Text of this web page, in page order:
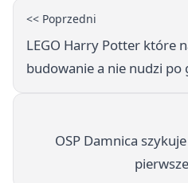
<< Poprzedni
LEGO Harry Potter które
budowanie a nie nudzi po
OSP Damnica